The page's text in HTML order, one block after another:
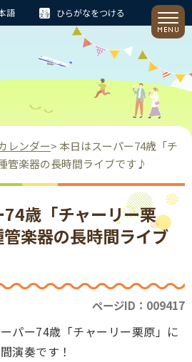
語 ひらがなをつける
レンダー> 本日はスーパー74歳「チ
管楽器の長時間ライブです♪
歳「チャーリー栗
楽器の長時間ライブ
ページID：009417
パー74歳「チャーリー栗原」に
演奏です！